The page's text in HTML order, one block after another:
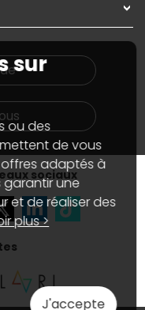
sociaux
sur
ou des
de vous
adaptés à
garantir une
et de réaliser des
plus >
J'accepte